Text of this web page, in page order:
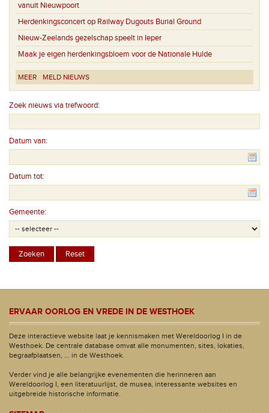
vanuit Nieuwpoort
Herdenkingsconcert op Railway Dugouts Burial Ground
Nieuw-Zeelands gezelschap speelt in Ieper
Maak je eigen herdenkingsbloem voor de Nationale Hulde
MEER MELD NIEUWS
Zoek nieuws via trefwoord:
Datum van:
Datum tot:
Gemeente:
ERVAAR OORLOG EN VREDE IN DE WESTHOEK
Deze interactieve website laat je kennismaken met Wereldoorlog I in de
Westhoek. De centrale database omvat alle monumenten, sites, lokaties,
begraafplaatsen, ... in de Westhoek.
Verder vind je alle belangrijke evenementen die herinneren aan
Wereldoorlog I, een literatuurlijst, de musea, interessante websites en
uitgebreide historische informatie.